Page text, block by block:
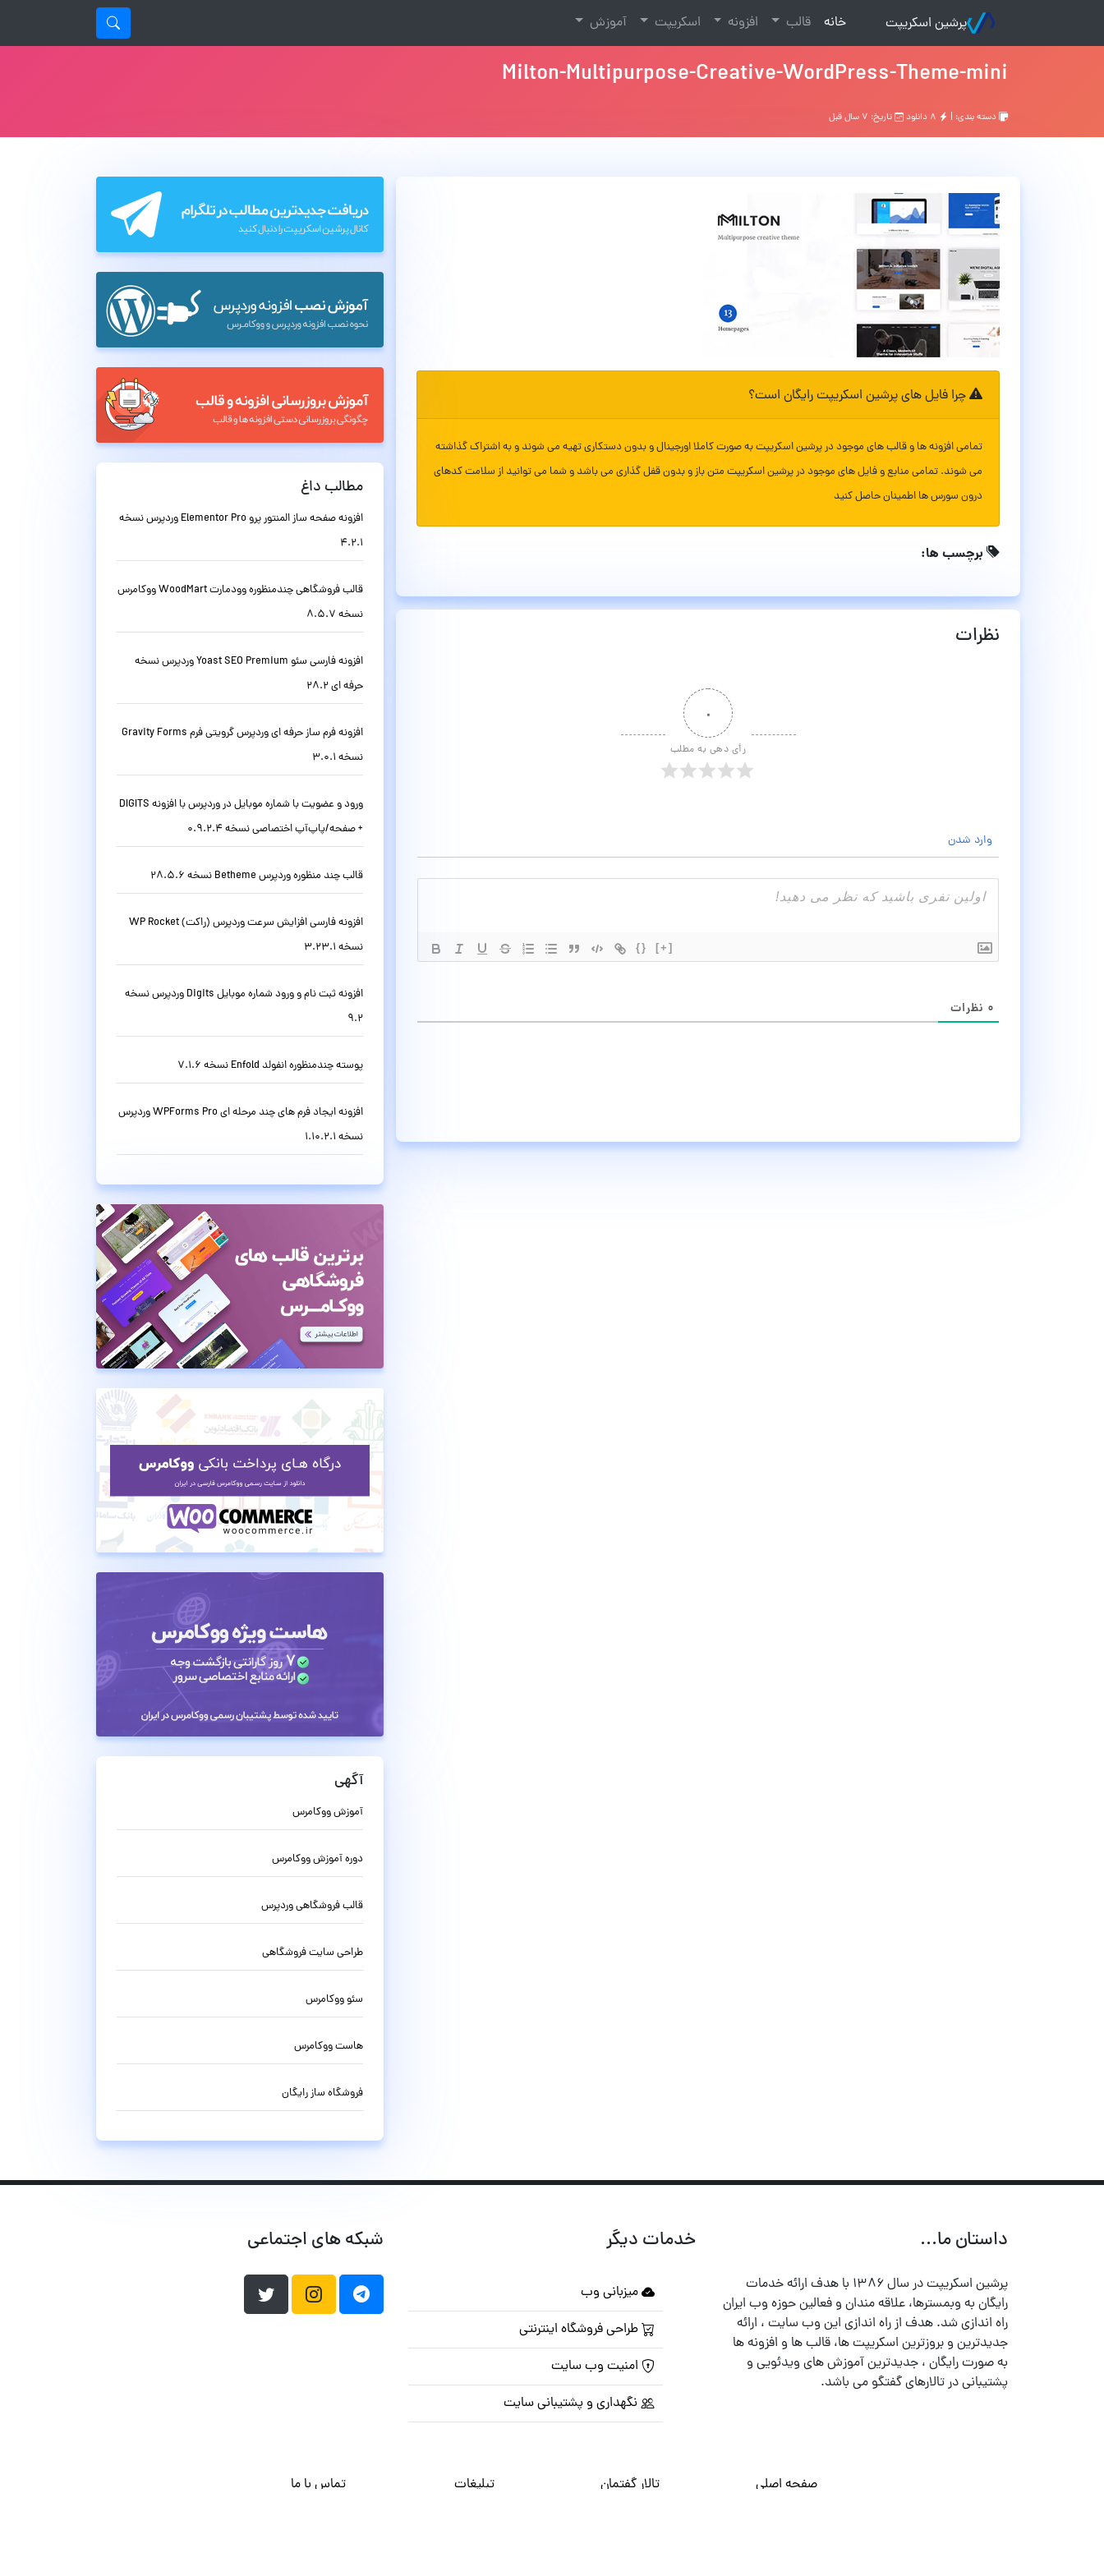
پرشین اسکریپت خانه
(current) قالب افزونه اسکریپت آموزش
Milton-Multipurpose-Creative-WordPress-Theme-mini
دسته بندی: | تاریخ: ۷ سال قبل
چرا فایل های پرشین اسکریپت رایگان است؟
تمامی افزونه ها و قالب های موجود در پرشین اسکریپت به صورت کاملا اورجینال و بدون دستکاری تهیه می شوند و به اشتراک گذاشته
می شوند. تمامی منابع و فایل های موجود در پرشین اسکریپت متن باز و بدون قفل گذاری می باشد و شما می توانید از سلامت کدهای
درون سورس ها اطمینان حاصل کنید
برچسب ها:
نظرات
۰
رأی دهی به مطلب
وارد شدن
{} [+]
۰ نظرات
مطالب داغ
افزونه صفحه ساز المنتور پرو Elementor Pro وردپرس نسخه
4.2.1
قالب فروشگاهی چندمنظوره وودمارت WoodMart ووکامرس
نسخه 8.5.7
افزونه فارسی سئو Yoast SEO Premium وردپرس نسخه
حرفه ای 28.2
افزونه فرم ساز حرفه ای وردپرس گرویتی فرم Gravity Forms
نسخه 3.0.1
ورود و عضویت با شماره موبایل در وردپرس با افزونه DIGITS
+ صفحه/پاپ‌آپ اختصاصی نسخه 0.9.2.4
قالب چند منظوره وردپرس Betheme نسخه 28.5.6
افزونه فارسی افزایش سرعت وردپرس (راکت) WP Rocket
نسخه 3.23.1
افزونه ثبت نام و ورود شماره موبایل Digits وردپرس نسخه
9.2
پوسته چندمنظوره انفولد Enfold نسخه 7.1.6
افزونه ایجاد فرم های چند مرحله ای WPForms Pro وردپرس
نسخه 1.10.2.1
آگهی
آموزش ووکامرس
دوره آموزش ووکامرس
قالب فروشگاهی وردپرس
طراحی سایت فروشگاهی
سئو ووکامرس
هاست ووکامرس
فروشگاه ساز رایگان
داستان ما...
پرشین اسکریپت در سال ۱۳۸۶ با هدف ارائه خدمات
رایگان به وبمسترها، علاقه مندان و فعالین حوزه وب ایران
راه اندازی شد. هدف از راه اندازی این وب سایت ، ارائه
جدیدترین و بروزترین اسکریپت ها، قالب ها و افزونه ها
به صورت رایگان ، جدیدترین آموزش های ویدئویی و
پشتیبانی در تالارهای گفتگو می باشد.
خدمات دیگر
میزبانی وب
طراحی فروشگاه اینترنتی
امنیت وب سایت
نگهداری و پشتیبانی سایت
شبکه های اجتماعی
صفحه اصلی تالار گفتمان تبلیغات تماس با ما